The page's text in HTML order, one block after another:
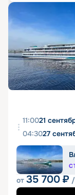
11:0021
04:3027
от 35 700 ₽